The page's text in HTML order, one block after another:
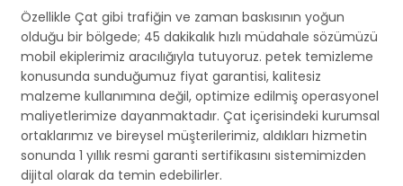
Özellikle Çat gibi trafiğin ve zaman baskısının yoğun
olduğu bir bölgede; 45 dakikalık hızlı müdahale sözümüzü
mobil ekiplerimiz aracılığıyla tutuyoruz. petek temizleme
konusunda sunduğumuz fiyat garantisi, kalitesiz
malzeme kullanımına değil, optimize edilmiş operasyonel
maliyetlerimize dayanmaktadır. Çat içerisindeki kurumsal
ortaklarımız ve bireysel müşterilerimiz, aldıkları hizmetin
sonunda 1 yıllık resmi garanti sertifikasını sistemimizden
dijital olarak da temin edebilirler.